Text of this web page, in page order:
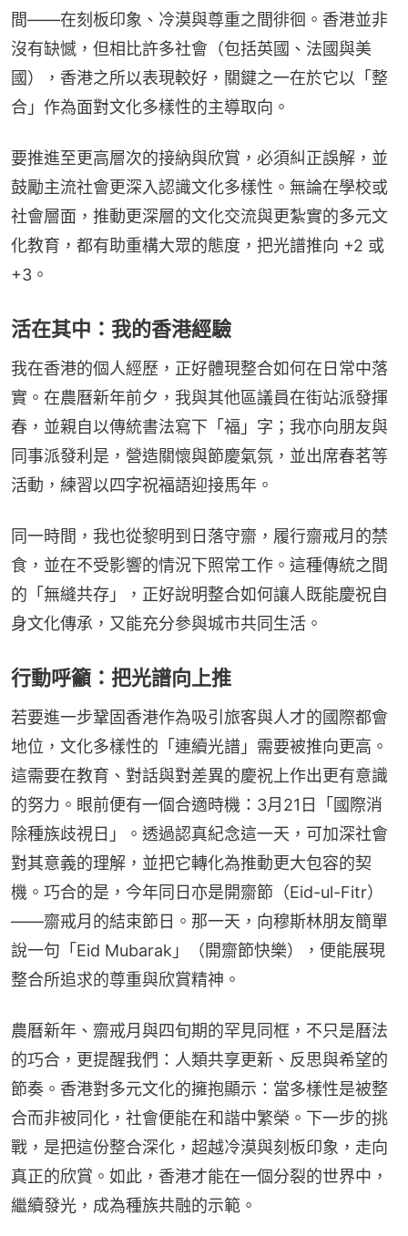
間——在刻板印象、冷漠與尊重之間徘徊。香港並非
沒有缺憾，但相比許多社會（包括英國、法國與美
國），香港之所以表現較好，關鍵之一在於它以「整
合」作為面對文化多樣性的主導取向。
要推進至更高層次的接納與欣賞，必須糾正誤解，並
鼓勵主流社會更深入認識文化多樣性。無論在學校或
社會層面，推動更深層的文化交流與更紮實的多元文
化教育，都有助重構大眾的態度，把光譜推向 +2 或
+3。
活在其中：我的香港經驗
我在香港的個人經歷，正好體現整合如何在日常中落
實。在農曆新年前夕，我與其他區議員在街站派發揮
春，並親自以傳統書法寫下「福」字；我亦向朋友與
同事派發利是，營造關懷與節慶氣氛，並出席春茗等
活動，練習以四字祝福語迎接馬年。
同一時間，我也從黎明到日落守齋，履行齋戒月的禁
食，並在不受影響的情況下照常工作。這種傳統之間
的「無縫共存」，正好說明整合如何讓人既能慶祝自
身文化傳承，又能充分參與城市共同生活。
行動呼籲：把光譜向上推
若要進一步鞏固香港作為吸引旅客與人才的國際都會
地位，文化多樣性的「連續光譜」需要被推向更高。
這需要在教育、對話與對差異的慶祝上作出更有意識
的努力。眼前便有一個合適時機：3月21日「國際消
除種族歧視日」。透過認真紀念這一天，可加深社會
對其意義的理解，並把它轉化為推動更大包容的契
機。巧合的是，今年同日亦是開齋節（Eid-ul-Fitr）
——齋戒月的結束節日。那一天，向穆斯林朋友簡單
說一句「Eid Mubarak」（開齋節快樂），便能展現
整合所追求的尊重與欣賞精神。
農曆新年、齋戒月與四旬期的罕見同框，不只是曆法
的巧合，更提醒我們：人類共享更新、反思與希望的
節奏。香港對多元文化的擁抱顯示：當多樣性是被整
合而非被同化，社會便能在和諧中繁榮。下一步的挑
戰，是把這份整合深化，超越冷漠與刻板印象，走向
真正的欣賞。如此，香港才能在一個分裂的世界中，
繼續發光，成為種族共融的示範。